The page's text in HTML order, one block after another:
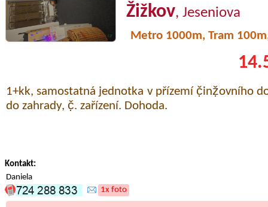
Žižkov, Jeseniova
Metro 1000m, Tram
1+kk, samostatná jednotka v přízemí č̣inẓ̌ovního
do zahrady, č̣. zařízení. Dohoda.
Kontakt:
Daniela
1x foto